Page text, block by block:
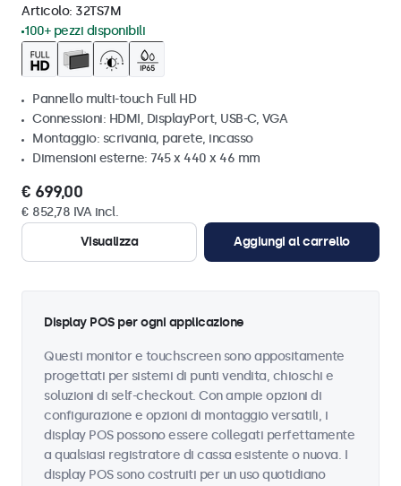
Articolo: 32TS7M
100+ pezzi disponibili
Pannello multi-touch Full HD
Connessioni: HDMI, DisplayPort, USB-C, VGA
Montaggio: scrivania, parete, incasso
Dimensioni esterne: 745 x 440 x 46 mm
€ 699,00
€ 852,78 IVA incl.
Visualizza
Aggiungi al carrello
Display POS per ogni applicazione
Questi monitor e touchscreen sono appositamente
progettati per sistemi di punti vendita, chioschi e
soluzioni di self-checkout. Con ampie opzioni di
configurazione e opzioni di montaggio versatili, i
display POS possono essere collegati perfettamente
a qualsiasi registratore di cassa esistente o nuova. I
display POS sono costruiti per un uso quotidiano